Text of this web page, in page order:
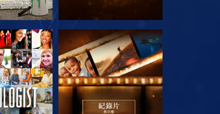
節目 探索系列節目